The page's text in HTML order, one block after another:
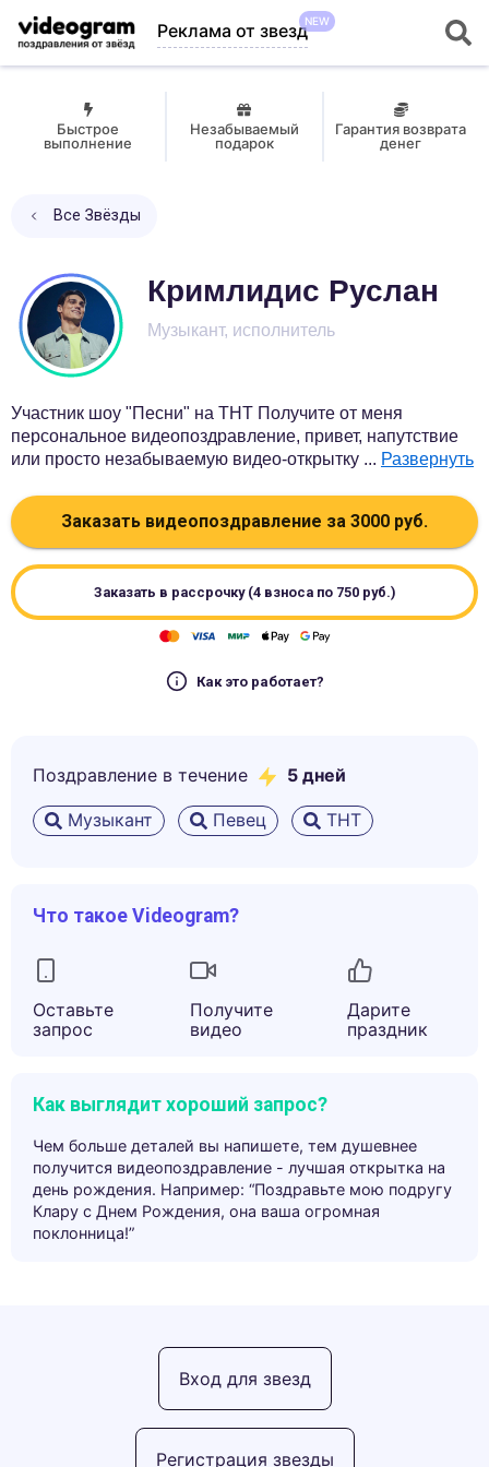
Реклама от звездNEW
Быстрое
выполнение
Незабываемый
подарок
Гарантия возврата
денег
Все Звёзды
Кримлидис Руслан
Музыкант, исполнитель
Участник шоу "Песни" на ТНТ Получите от меня
персональное видеопоздравление, привет, напутствие
или просто незабываемую видео-открытку ... Развернуть
Заказать видеопоздравление за 3000 руб.
Заказать в рассрочку (4 взноса по 750руб.)
Как это работает?
Поздравление в течение 5 дней
Музыкант Певец ТНТ
Что такое Videogram?
Оставьте
запрос
Получите
видео
Дарите
праздник
Как выглядит хороший запрос?
Чем больше деталей вы напишете, тем душевнее
получится видеопоздравление - лучшая открытка на
день рождения. Например: “Поздравьте мою подругу
Клару с Днем Рождения, она ваша огромная
поклонница!”
Регистрация звезды
Вход для звезд